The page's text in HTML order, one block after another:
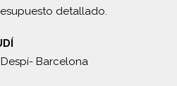
detallado.
Barcelona